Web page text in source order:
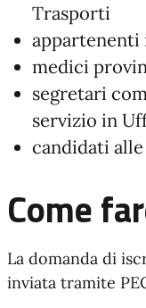
Trasporti
appartenenti
medici
segretari
servizio in
candidati
Come
La domanda di
inviata tramite